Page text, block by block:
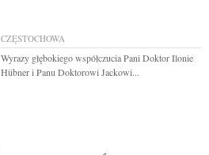
CZĘSTOCHOWA
Wyrazy głębokiego współczucia Pani Doktor Ilonie
Hübner i Panu Doktorowi Jackowi...